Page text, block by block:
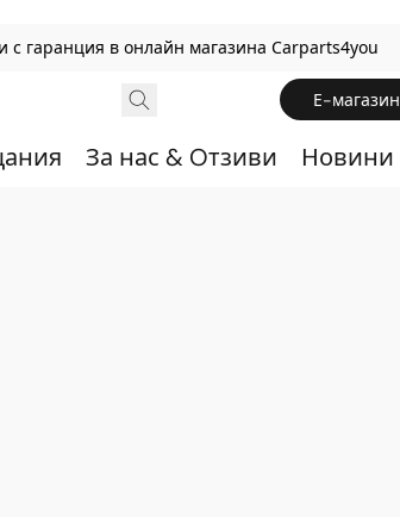
с гаранция в онлайн магазина Carparts4you
Е-магазин
За нас & Oтзиви Новини